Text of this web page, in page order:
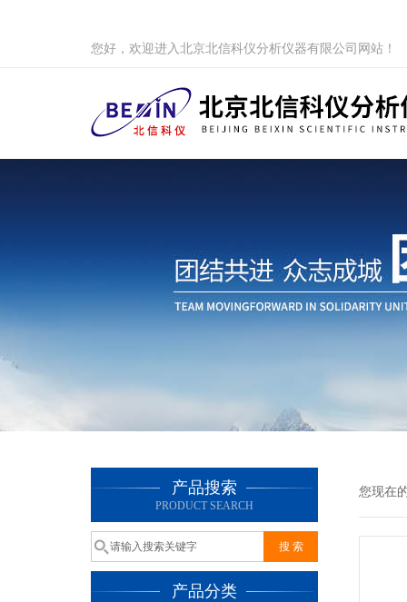
您好，欢迎进入北京北信科仪分析仪器有限公司网站！
产品搜索
PRODUCT SEARCH
产品分类
您现在